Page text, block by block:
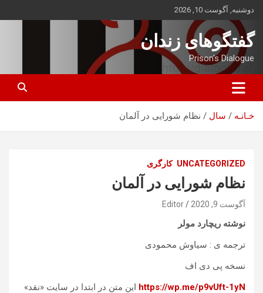
محتوا
بروید
دوشنبه, آگوست 10, 2026
گفتگوهای زندان
Prison's Dialogue
خـانـه سال نظام شورایی در آلمان
UNCATEGORIZED کارگری
نظام شورایی در آلمان
آگوست 9, 2020 Editor
نوشته ریچارد مولر
ترجمه ی : سیاوش محمودی
نسخه پی دی اف
https://wp.me/p9vUft-1yN این متن در ابتدا در سایت «نقد»